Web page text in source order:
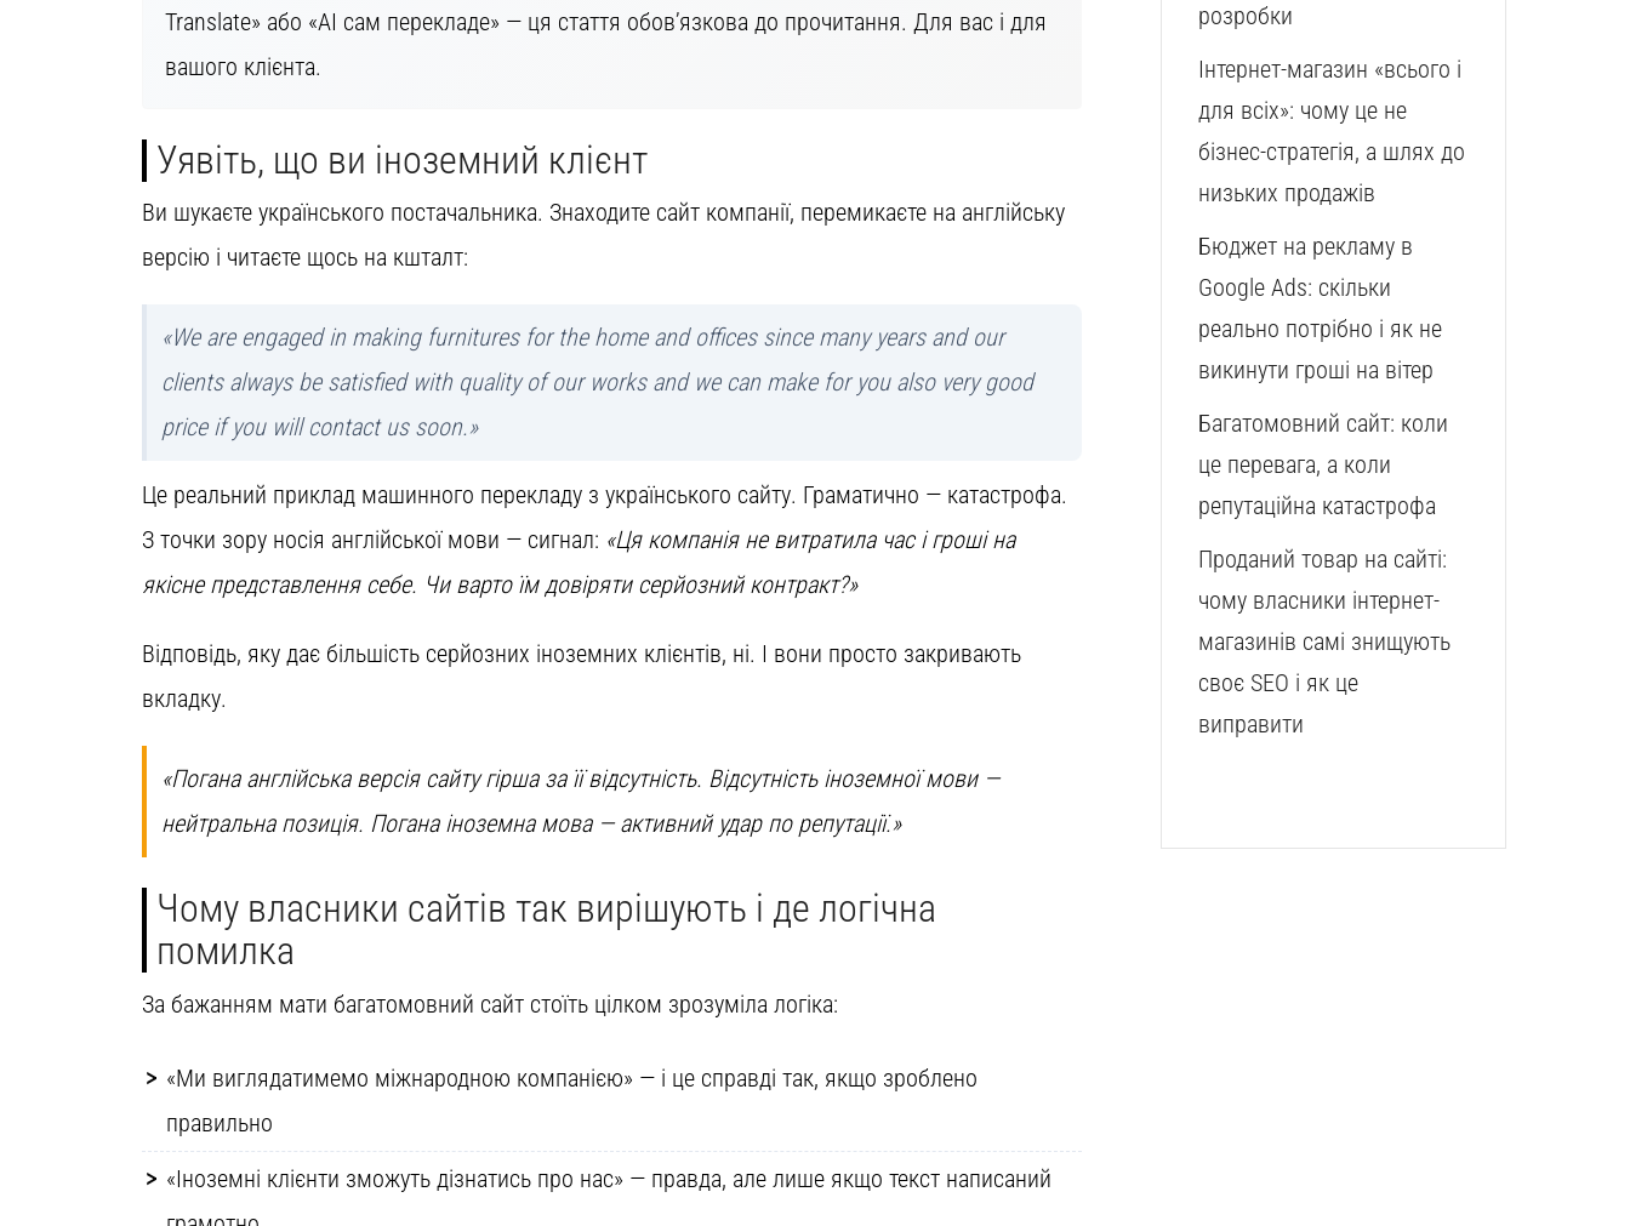
Translate» або «AI сам перекладе» — ця стаття обов’язкова до прочитання. Для вас і для
вашого клієнта.
Уявіть, що ви іноземний клієнт
Ви шукаєте українського постачальника. Знаходите сайт компанії, перемикаєте на англійську
версію і читаєте щось на кшталт:
«We are engaged in making furnitures for the home and offices since many years and our
clients always be satisfied with quality of our works and we can make for you also very good
price if you will contact us soon.»
Це реальний приклад машинного перекладу з українського сайту. Граматично — катастрофа.
З точки зору носія англійської мови — сигнал: «Ця компанія не витратила час і гроші на
якісне представлення себе. Чи варто їм довіряти серйозний контракт?»
Відповідь, яку дає більшість серйозних іноземних клієнтів, ні. І вони просто закривають
вкладку.
«Погана англійська версія сайту гірша за її відсутність. Відсутність іноземної мови —
нейтральна позиція. Погана іноземна мова — активний удар по репутації.»
Чому власники сайтів так вирішують і де логічна
помилка
За бажанням мати багатомовний сайт стоїть цілком зрозуміла логіка:
«Ми виглядатимемо міжнародною компанією» — і це справді так, якщо зроблено
правильно
«Іноземні клієнти зможуть дізнатись про нас» — правда, але лише якщо текст написаний
розробки
Інтернет-магазин «всього і
для всіх»: чому це не
бізнес-стратегія, а шлях до
низьких продажів
Бюджет на рекламу в
Google Ads: скільки
реально потрібно і як не
викинути гроші на вітер
Багатомовний сайт: коли
це перевага, а коли
репутаційна катастрофа
Проданий товар на сайті:
чому власники інтернет-
магазинів самі знищують
своє SEO і як це
виправити